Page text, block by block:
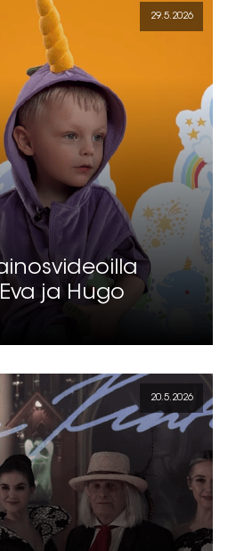
29.5.2026
ja Hugo
20.5.2026